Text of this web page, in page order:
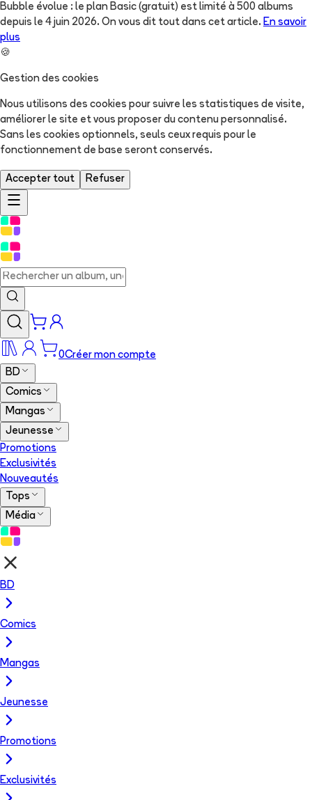
Bubble évolue : le plan Basic (gratuit) est limité à 500 albums
depuis le 4 juin 2026. On vous dit tout dans cet article. En savoir
plus
🍪
Gestion des cookies
Nous utilisons des cookies pour suivre les statistiques de visite,
améliorer le site et vous proposer du contenu personnalisé.
Sans les cookies optionnels, seuls ceux requis pour le
fonctionnement de base seront conservés.
Accepter tout Refuser
0Créer mon compte
BD
Comics
Mangas
Jeunesse
Promotions
Exclusivités
Nouveautés
Tops
Média
BD
Comics
Mangas
Jeunesse
Promotions
Exclusivités